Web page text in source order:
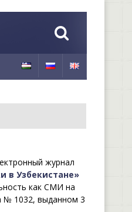
журнал
в Узбекистане»
как СМИ на
№ 1032, выданном 3